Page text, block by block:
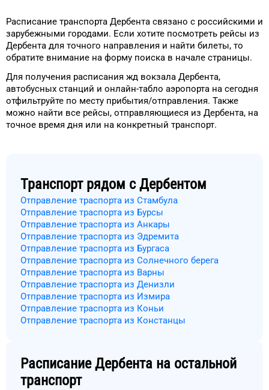
Расписание транспорта Дербента связано с российскими и
зарубежными городами. Если хотите посмотреть рейсы из
Дербента для точного направления и найти билеты, то
обратите внимание на форму поиска в начале страницы.
Для получения расписания жд вокзала Дербента,
автобусных станций и онлайн-табло аэропорта на сегодня
отфильтруйте по месту прибытия/отправления. Также
можно найти все рейсы, отправляющиеся из Дербента, на
точное время дня или на конкретный транспорт.
Транспорт рядом с Дербентом
Отправление траспорта из Стамбула
Отправление траспорта из Бурсы
Отправление траспорта из Анкары
Отправление траспорта из Эдремита
Отправление траспорта из Бургаса
Отправление траспорта из Солнечного берега
Отправление траспорта из Варны
Отправление траспорта из Денизли
Отправление траспорта из Измира
Отправление траспорта из Коньи
Отправление траспорта из Констанцы
РасписаниеДербента на остальной
транспорт